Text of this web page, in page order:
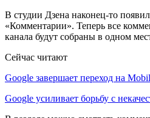
В студии Дзена наконец-то
«Комментарии». Теперь все
канала будут собраны в одном
Сейчас читают
Google завершает переход на
Google усиливает борьбу с